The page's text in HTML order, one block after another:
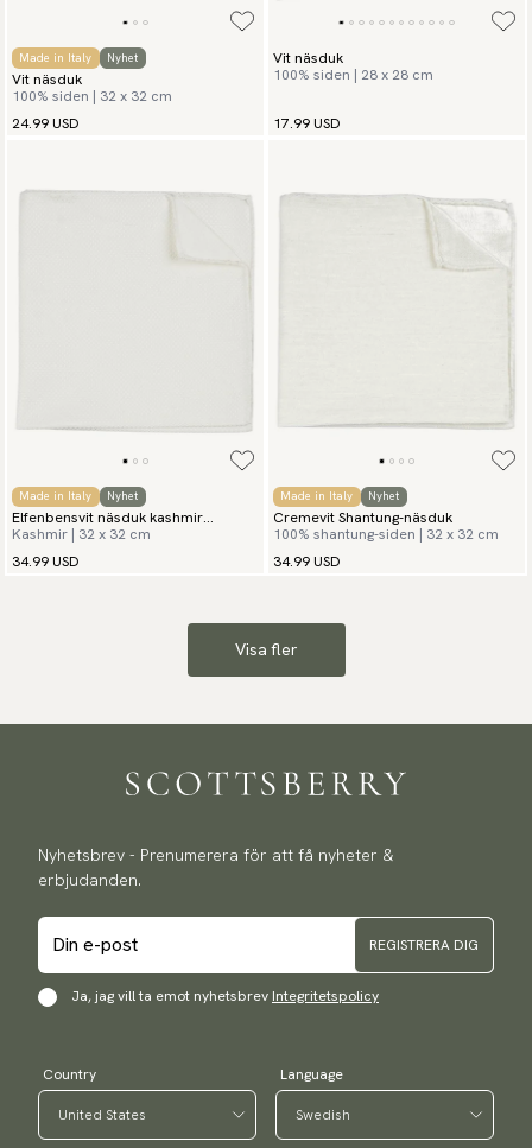
Made in Italy Nyhet
Vit näsduk
100% siden | 32 x 32 cm
24.99 USD
Vit näsduk
100% siden | 28 x 28 cm
17.99 USD
Made in Italy Nyhet
Elfenbensvit näsduk kashmir
grenadine
Kashmir | 32 x 32 cm
34.99 USD
Made in Italy Nyhet
Cremevit Shantung-näsduk
100% shantung-siden | 32 x 32 cm
34.99 USD
Visa fler
Nyhetsbrev - Prenumerera för att få nyheter &
erbjudanden.
REGISTRERA DIG
Ja, jag vill ta emot nyhetsbrev Integritetspolicy
Country Language